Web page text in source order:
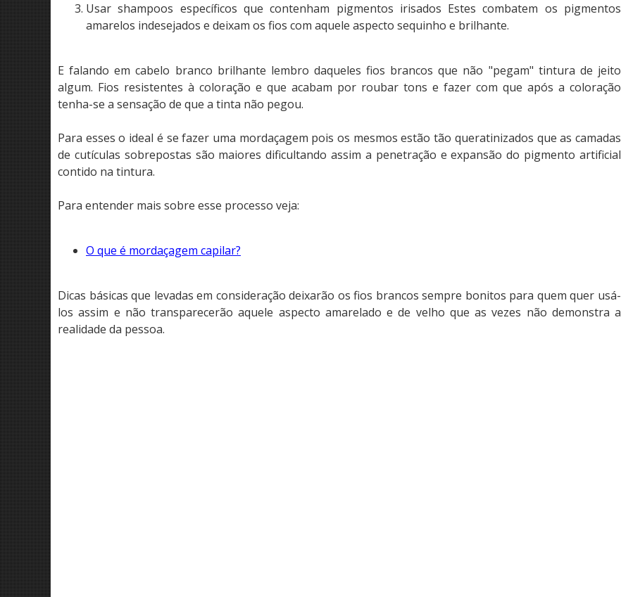
Usar shampoos específicos que contenham pigmentos irisados Estes combatem os pigmentos
amarelos indesejados e deixam os fios com aquele aspecto sequinho e brilhante.
E falando em cabelo branco brilhante lembro daqueles fios brancos que não "pegam" tintura de jeito
algum. Fios resistentes à coloração e que acabam por roubar tons e fazer com que após a coloração
tenha-se a sensação de que a tinta não pegou.
Para esses o ideal é se fazer uma mordaçagem pois os mesmos estão tão queratinizados que as camadas
de cutículas sobrepostas são maiores dificultando assim a penetração e expansão do pigmento artificial
contido na tintura.
Para entender mais sobre esse processo veja:
O que é mordaçagem capilar?
Dicas básicas que levadas em consideração deixarão os fios brancos sempre bonitos para quem quer usá-
los assim e não transparecerão aquele aspecto amarelado e de velho que as vezes não demonstra a
realidade da pessoa.